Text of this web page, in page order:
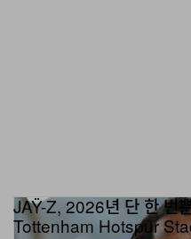
JAŸ-Z, 2026년 단 한 번
Tottenham Hotspur